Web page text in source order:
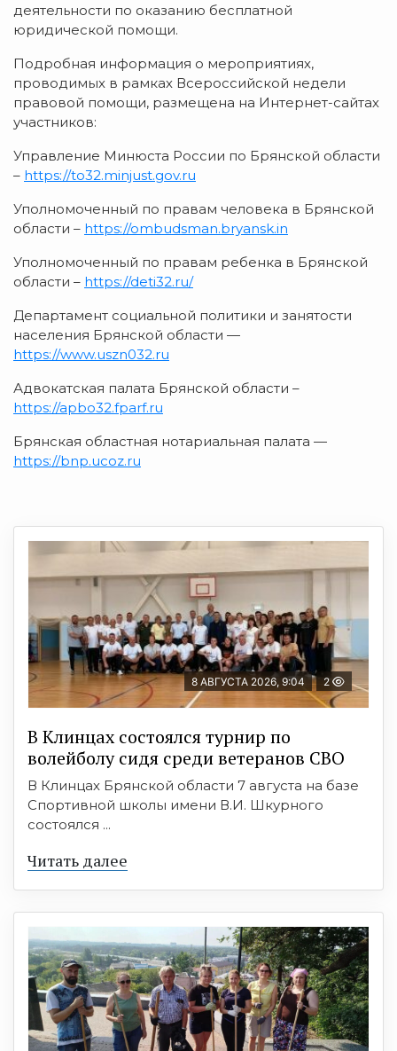
деятельности по оказанию бесплатной
юридической помощи.
Подробная информация о мероприятиях,
проводимых в рамках Всероссийской недели
правовой помощи, размещена на Интернет-сайтах
участников:
Управление Минюста России по Брянской области
– https://to32.minjust.gov.ru
Уполномоченный по правам человека в Брянской
области – https://ombudsman.bryansk.in
Уполномоченный по правам ребенка в Брянской
области – https://deti32.ru/
Департамент социальной политики и занятости
населения Брянской области —
https://www.uszn032.ru
Адвокатская палата Брянской области –
https://apbo32.fparf.ru
Брянская областная нотариальная палата —
https://bnp.ucoz.ru
8 АВГУСТА 2026, 9:04 2
В Клинцах состоялся турнир по
волейболу сидя среди ветеранов СВО
В Клинцах Брянской области 7 августа на базе
Спортивной школы имени В.И. Шкурного
состоялся ...
Читать далее